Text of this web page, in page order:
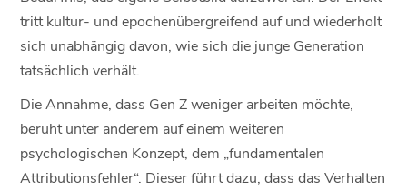
tritt kultur- und epochenübergreifend auf und wiederholt
sich unabhängig davon, wie sich die junge Generation
tatsächlich verhält.
Die Annahme, dass Gen Z weniger arbeiten möchte,
beruht unter anderem auf einem weiteren
psychologischen Konzept, dem „fundamentalen
Attributionsfehler“. Dieser führt dazu, dass das Verhalten